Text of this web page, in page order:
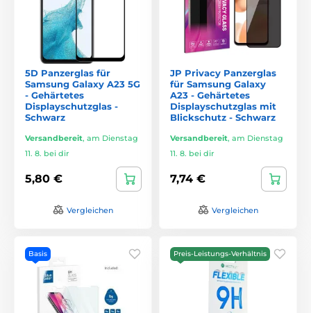
5D Panzerglas für
Samsung Galaxy A23 5G
- Gehärtetes
Displayschutzglas -
Schwarz
Versandbereit, am Dienstag
11. 8. bei dir
5,80 €
Vergleichen
JP Privacy Panzerglas
für Samsung Galaxy
A23 - Gehärtetes
Displayschutzglas mit
Blickschutz - Schwarz
Versandbereit, am Dienstag
11. 8. bei dir
7,74 €
Vergleichen
Basis Preis-Leistungs-Verhältnis